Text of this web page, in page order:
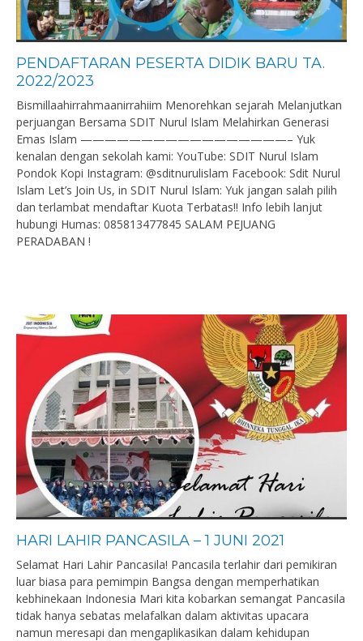
PENDAFTARAN PESERTA DIDIK BARU TA.
2022/2023
Bismillaahirrahmaanirrahiim Menorehkan sejarah Melanjutkan
perjuangan Bersama SDIT Nurul Islam Melahirkan Generasi
Emas Islam —————————————————– Yuk
kenalan dengan sekolah kami: YouTube: SDIT Nurul Islam
Pondok Kopi Instagram: @sditnurulislam Facebook: Sdit Nurul
Islam Let’s Join Us, in SDIT Nurul Islam: Yuk jangan salah pilih
dan terlambat mendaftar Kuota Terbatas!! Info lebih lanjut
hubungi Humas: 085813477845 SALAM PEJUANG
PERADABAN !
HARI LAHIR PANCASILA – 1 JUNI 2021
Selamat Hari Lahir Pancasila! Pancasila terlahir dari pemikiran
luar biasa para pemimpin Bangsa dengan memperhatikan
kebhinekaan Indonesia Mari kita kobarkan semangat Pancasila
tidak hanya sebatas melafalkan dalam aktivitas upacara
namun meresapi dan mengaplikasikan dalam kehidupan